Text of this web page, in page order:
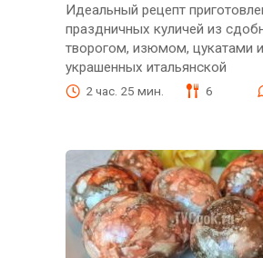
Идеальный рецепт
праздничных куличей из
творогом, изюмом, цукатами и
украшенных итальянской
2 час. 25 мин. 6